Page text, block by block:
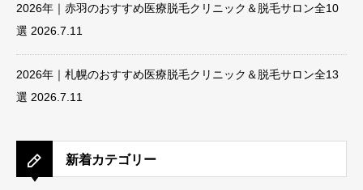
2026年｜赤羽のおすすめ医療脱毛クリニック＆脱毛サロン全10
選 2026.7.11
2026年｜札幌のおすすめ医療脱毛クリニック＆脱毛サロン全13
選 2026.7.11
新着カテゴリー